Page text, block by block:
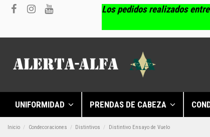
Los pedidos realizados
UNIFORMIDAD PRENDAS DE CABEZA
Inicio Condecoraciones Distintivos Distintivo Ensayo de Vuelo